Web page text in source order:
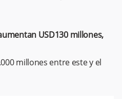
USD130 millones,
millones entre este y el